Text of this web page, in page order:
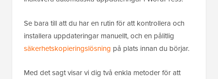
Se bara till att du har en rutin för att kontrollera och
installera uppdateringar manuellt, och en pålitlig
säkerhetskopieringslösning på plats innan du börjar.
Med det sagt visar vi dig två enkla metoder för att